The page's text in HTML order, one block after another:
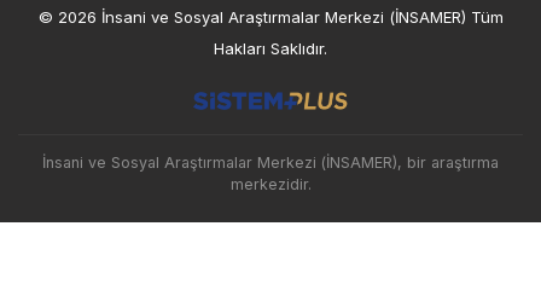
© 2026 İnsani ve Sosyal Araştırmalar Merkezi (İNSAMER) Tüm
Hakları Saklıdır.
İnsani ve Sosyal Araştırmalar Merkezi (İNSAMER), bir araştırma
merkezidir.